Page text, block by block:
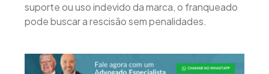
suporte ou uso indevido da marca, o franqueado
pode buscar a rescisão sem penalidades.